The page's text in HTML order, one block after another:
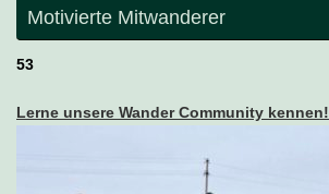
Motivierte Mitwanderer
53
Lerne unsere Wander Community kennen!